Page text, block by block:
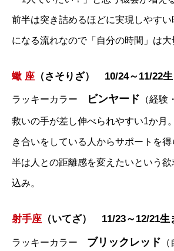
前半は突き詰めるほどに実現しやす
になる流れなので「自分の時間」は大
蠍 座 （さそりざ） 10/24～11/22
ラッキーカラー ビンヤード （経験
救いの手が差し伸べられやすい1か月
き合いをしている人からサポートを
半は人との距離感を変えたいという
込み。
射手座 （いてざ） 11/23～12/21生
ラッキーカラー ブリックレッド